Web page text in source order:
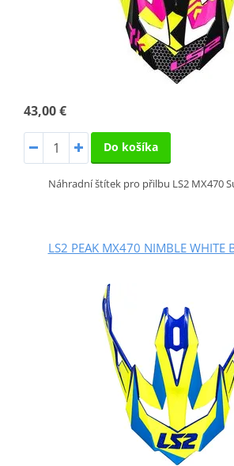
43,00 €
Do košíka
Náhradní štítek pro přilbu LS2 MX470
LS2 PEAK MX470 NIMBLE WHITE